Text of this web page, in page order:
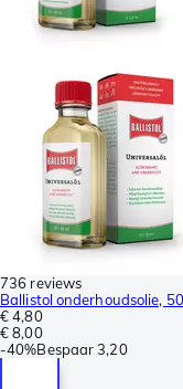
736 reviews
Ballistol onderhoudsolie,
€ 4,80
€ 8,00
-40%Bespaar 3,20